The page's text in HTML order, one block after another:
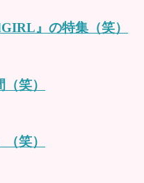
』の特集（笑）
笑）
笑）